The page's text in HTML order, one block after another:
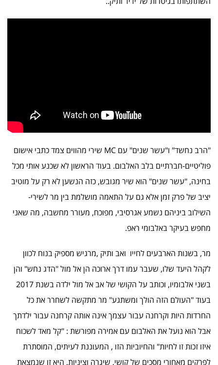
"הרב נחשד" ו"עשר שנים" עם MC שירי מהווים צמד כתבי אישום
פוליטיים-חברתיים בלב האלבום. בעוד הראשון לא שכנע אותי מכל
בחינה, "עשר שנים" הוא שיר מגובש, כזה הנשען לא רק על מוטיב
יציב של פרק זמן אלא גם על התאמה מושלמת בין מר לשירי-
השילוב ביניהם נשמע אגרסיבי, מפוכח, מעורר מחשבה, מה שאני
מחפש בעיקר באלבומי ראפ.
מר, בשנות הארבעים לחייו ואב ותיק ,מרגיש מספיק בנוח לכוון
לקהל היעד שלו, שעבר עמו דרך ארוכה הן אל מול "הדג נחש" והן
בשני אלבומיו, וכותב על הקושי של אב אל מול ילדה בשנת 2017
בעוד "העולם הזה הולך ומשתגע" מר מתקשה לשחרר את כל
החרדות היות וקרחנה עבור עצמך אינה אותה קרחנה עבור ילדתך
אבל הוא נועל את האלבום עם אמירה מפורשת : "קל מאד לשכוח
איזו זכות זו לחיות" והחיוביות הזו , המעוננת לעיתים, המוסתרת
לפרקים מאחורי מסכים של קושי, שיגרה וציניות, היא זו שנמצאת